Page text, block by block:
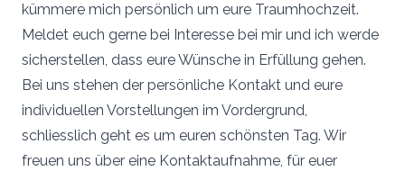
kümmere mich persönlich um eure Traumhochzeit.
Meldet euch gerne bei Interesse bei mir und ich werde
sicherstellen, dass eure Wünsche in Erfüllung gehen.
Bei uns stehen der persönliche Kontakt und eure
individuellen Vorstellungen im Vordergrund,
schliesslich geht es um euren schönsten Tag. Wir
freuen uns über eine Kontaktaufnahme, für euer